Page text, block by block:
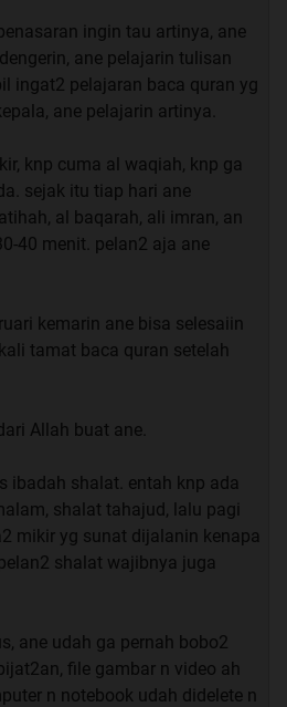
Testimonial pendek setelah
==>> HARUS AGAN BACA ...
akan TERASA MANFAAT
YANG KAYA SEKALI ane
---
rasakan sekarang setelah
plong dan selalu optimis
ketika mengamalkan dengan
HATI TENANG adalah prasarat
dari Allah SWT. Ingat
Attraction) yang mensyaratkan
.....
ingin tau artinya, ane
ane pelajarin tulisan
ingat2 pelajaran baca quran yg
ane pelajarin artinya.
knp cuma al waqiah, knp ga
sejak itu tiap hari ane
al baqarah, ali imran, an
40 menit. pelan2 aja ane
kemarin ane bisa selesaiin
tamat baca quran setelah
Allah buat ane.
ibadah shalat. entah knp ada
shalat tahajud, lalu pagi
mikir yg sunat dijalanin kenapa
shalat wajibnya juga
ane udah ga pernah bobo2
file gambar n video ah
n notebook udah didelete n